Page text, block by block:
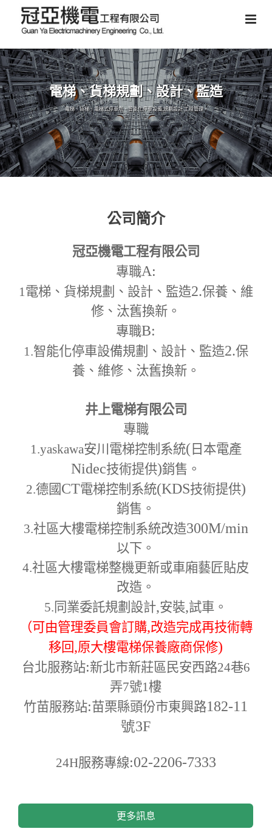
電梯、貨梯規劃、設計、監造
電梯、貨梯、電梯式停車塔、智能化停車設備,規劃設計,工程管理。
公司簡介
冠亞機電工程有限公司
專職A:
1電梯、貨梯規劃、設計、監造2.保養、維
修、汰舊換新。
專職B:
1.智能化停車設備規劃、設計、監造2.保
養、維修、汰舊換新。
井上電梯有限公司
專職
1.yaskawa安川電梯控制系統( 日本電產
Nidec技術提供)銷售。
2.德國 CT電梯控制系統(KDS技術提供)
銷售。
3.社區大樓電梯控制系統改造300M/min
以下。
4.社區大樓電梯整機更新或車廂藝匠貼皮
改造。
5. 同業委託規劃設計,安裝,試車。
（可由管理委員會訂購,改造完成再技術轉
移回,原大樓電梯保養廠商保修)
台北服務站:新北市新莊區民安西路24巷6
弄7號1樓
竹苗服務站:苗栗縣頭份市東興路182-11
號3F
24H服務專線:02-2206-7333
更多訊息